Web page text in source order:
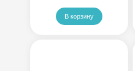
В корзину